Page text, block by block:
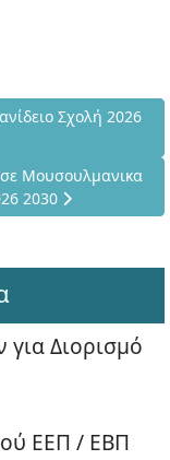
στη
Σχολή 2026
σε
Μουσουλμανικα
2030
Διορισμό
ΕΕΠ / ΕΒΠ